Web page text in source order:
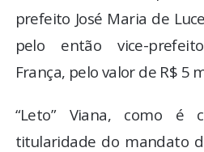
prefeito José Maria de
pelo então vice-
França, pelo valor de R$ 5
“Leto” Viana, como é
titularidade do mandato